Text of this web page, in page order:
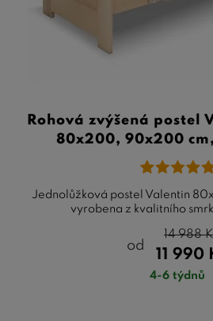
Rohová zvýšená postel
80x200, 90x200
Jednolůžková postel Valentin
vyrobena z kvalitního
od
11 990
14 988
4-6 týdnů